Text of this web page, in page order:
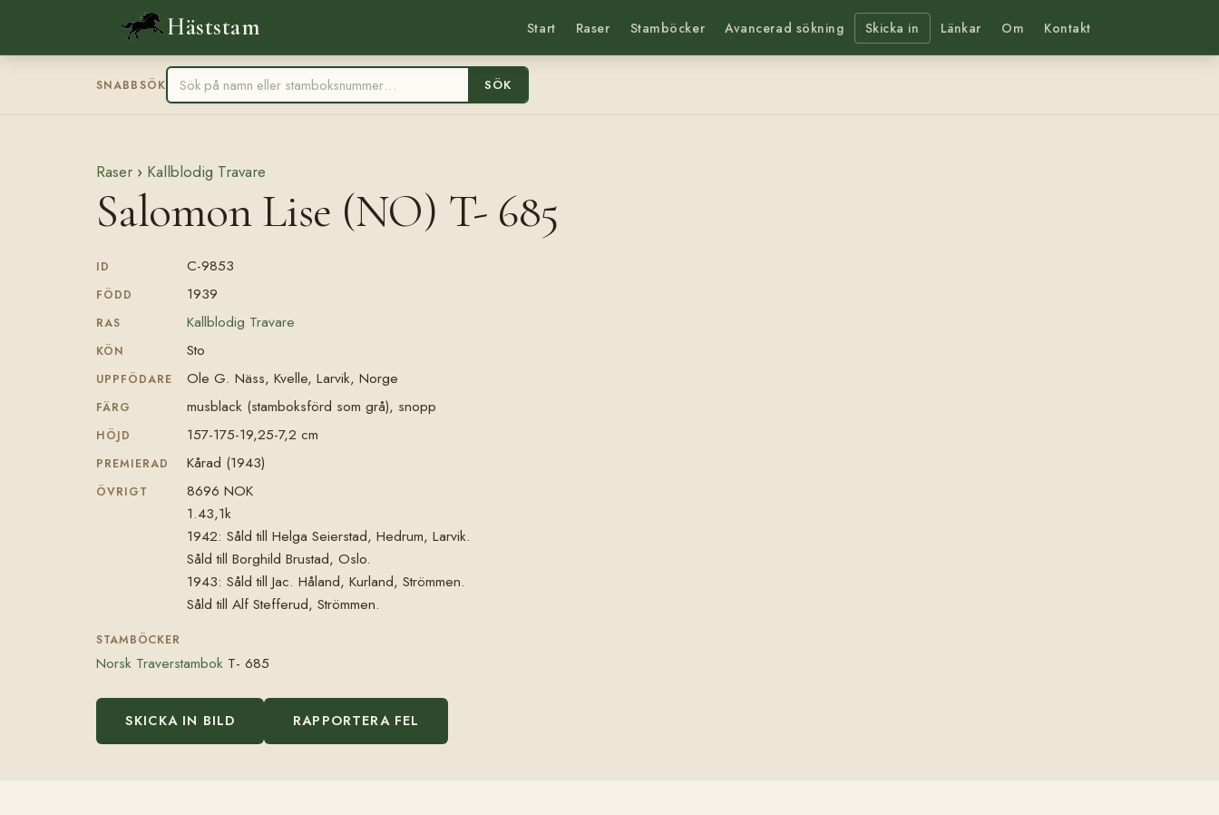
Häststam Start Raser Stamböcker Avancerad sökning Skicka in Länkar Om Kontakt
SNABBSÖK SÖK
Raser › Kallblodig Travare
Salomon Lise (NO) T- 685
ID C-9853
FÖDD 1939
RAS Kallblodig Travare
KÖN Sto
UPPFÖDARE Ole G. Näss, Kvelle, Larvik, Norge
FÄRG musblack (stamboksförd som grå), snopp
HÖJD 157-175-19,25-7,2 cm
PREMIERAD Kårad (1943)
ÖVRIGT
8696 NOK
1.43,1k
1942: Såld till Helga Seierstad, Hedrum, Larvik.
Såld till Borghild Brustad, Oslo.
1943: Såld till Jac. Håland, Kurland, Strömmen.
Såld till Alf Stefferud, Strömmen.
STAMBÖCKER
Norsk Traverstambok T- 685
SKICKA IN BILD RAPPORTERA FEL